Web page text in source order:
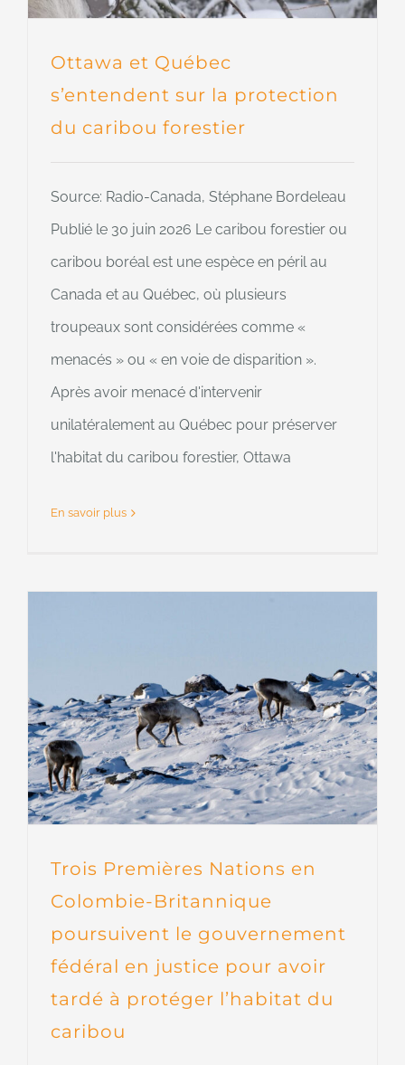
Ottawa et Québec
s’entendent sur la protection
du caribou forestier
Source: Radio-Canada, Stéphane Bordeleau
Publié le 30 juin 2026 Le caribou forestier ou
caribou boréal est une espèce en péril au
Canada et au Québec, où plusieurs
troupeaux sont considérées comme «
menacés » ou « en voie de disparition ».
Après avoir menacé d'intervenir
unilatéralement au Québec pour préserver
l'habitat du caribou forestier, Ottawa
En savoir plus
Trois Premières Nations en
Colombie-Britannique
poursuivent le gouvernement
fédéral en justice pour avoir
tardé à protéger l’habitat du
caribou